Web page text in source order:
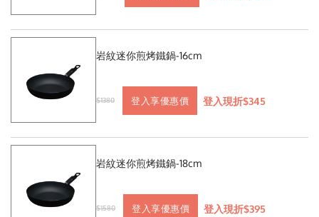
岩紋迷你煎烤鐵鍋-16cm
$1380 登入享優惠價 登入現折$345
岩紋迷你煎烤鐵鍋-18cm
$1580 登入享優惠價 登入現折$395